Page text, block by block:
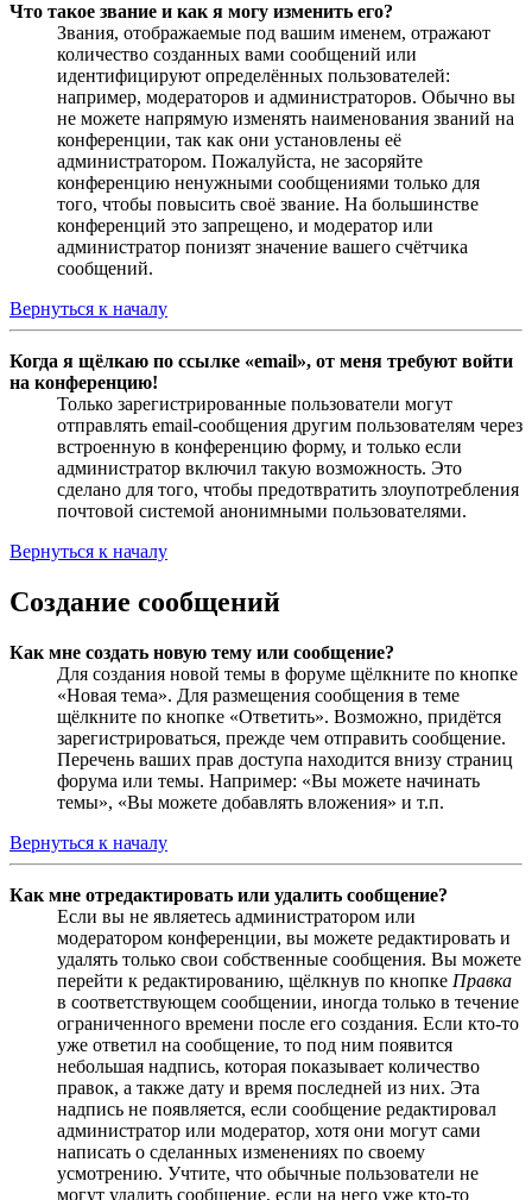
Что такое звание и как я могу изменить его?
Звания, отображаемые под вашим именем, отражают
количество созданных вами сообщений или
идентифицируют определённых пользователей:
например, модераторов и администраторов. Обычно вы
не можете напрямую изменять наименования званий на
конференции, так как они установлены её
администратором. Пожалуйста, не засоряйте
конференцию ненужными сообщениями только для
того, чтобы повысить своё звание. На большинстве
конференций это запрещено, и модератор или
администратор понизят значение вашего счётчика
сообщений.
Вернуться к началу
Когда я щёлкаю по ссылке «email», от меня требуют войти
на конференцию!
Только зарегистрированные пользователи могут
отправлять email-сообщения другим пользователям через
встроенную в конференцию форму, и только если
администратор включил такую возможность. Это
сделано для того, чтобы предотвратить злоупотребления
почтовой системой анонимными пользователями.
Вернуться к началу
Создание сообщений
Как мне создать новую тему или сообщение?
Для создания новой темы в форуме щёлкните по кнопке
«Новая тема». Для размещения сообщения в теме
щёлкните по кнопке «Ответить». Возможно, придётся
зарегистрироваться, прежде чем отправить сообщение.
Перечень ваших прав доступа находится внизу страниц
форума или темы. Например: «Вы можете начинать
темы», «Вы можете добавлять вложения» и т.п.
Вернуться к началу
Как мне отредактировать или удалить сообщение?
Если вы не являетесь администратором или
модератором конференции, вы можете редактировать и
удалять только свои собственные сообщения. Вы можете
перейти к редактированию, щёлкнув по кнопке Правка
в соответствующем сообщении, иногда только в течение
ограниченного времени после его создания. Если кто-то
уже ответил на сообщение, то под ним появится
небольшая надпись, которая показывает количество
правок, а также дату и время последней из них. Эта
надпись не появляется, если сообщение редактировал
администратор или модератор, хотя они могут сами
написать о сделанных изменениях по своему
усмотрению. Учтите, что обычные пользователи не
могут удалить сообщение, если на него уже кто-то